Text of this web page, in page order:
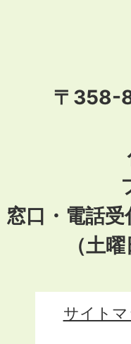
〒358-
窓口・電話
（土
サイト